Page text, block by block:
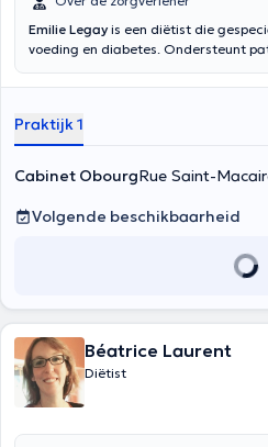
Emilie Legay is een diëtist die
voeding en diabetes. Ondersteunt
stoornissen (diabetes,
maagdarmstoornissen allergieën en
vegetarisme en veganisme. Het heet
centrum en het centrum van Ghlin
google translate
Praktijk 1
Cabinet ObourgRue Saint-
Volgende beschikbaarheid
Béatrice Laurent
Diëtist